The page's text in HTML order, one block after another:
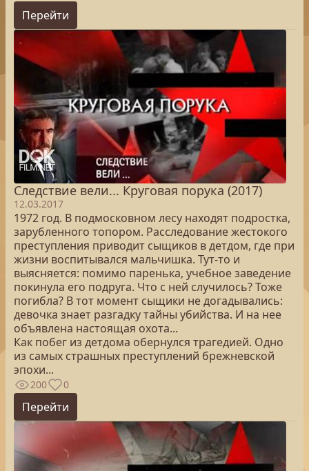
Перейти
Следствие вели... Круговая порука (2017)
12.03.2017
1972 год. В подмосковном лесу находят подростка,
зарубленного топором. Расследование жестокого
преступления приводит сыщиков в детдом, где при
жизни воспитывался мальчишка. Тут-то и
выясняется: помимо паренька, учебное заведение
покинула его подруга. Что с ней случилось? Тоже
погибла? В тот момент сыщики не догадывались:
девочка знает разгадку тайны убийства. И на нее
объявлена настоящая охота...
Как побег из детдома обернулся трагедией. Одно
из самых страшных преступлений брежневской
эпохи...
200 0
Перейти